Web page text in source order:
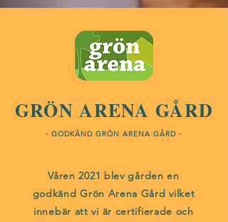
GRÖN ARENA GÅRD
- GODKÄND GRÖN ARENA GÅRD -
Våren 2021 blev gården en
godkänd Grön Arena Gård vilket
innebär att vi är certifierade och